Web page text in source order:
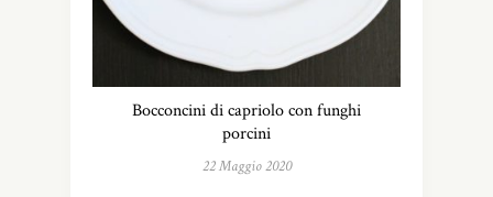
Bocconcini di capriolo con funghi
porcini
22 Maggio 2020